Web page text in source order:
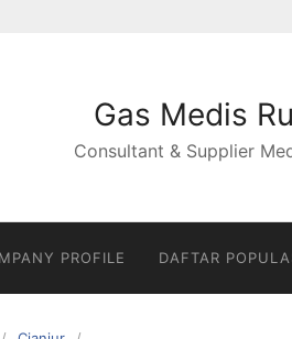
Gas Medis
Consultant & Supplier
PROFILE DAFTAR